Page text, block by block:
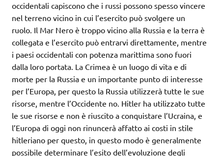
occidentali capiscono che i russi possono spesso vincere
nel terreno vicino in cui l’esercito può svolgere un
ruolo. Il Mar Nero è troppo vicino alla Russia e la terra è
collegata e l’esercito può entrarvi direttamente, mentre
i paesi occidentali con potenza marittima sono fuori
dalla loro portata. La Crimea è un luogo di vita e di
morte per la Russia e un importante punto di interesse
per l’Europa, per questo la Russia utilizzerà tutte le sue
risorse, mentre l’Occidente no. Hitler ha utilizzato tutte
le sue risorse e non è riuscito a conquistare l’Ucraina, e
l’Europa di oggi non rinuncerà affatto ai costi in stile
hitleriano per questo, in questo modo è generalmente
possibile determinare l’esito dell’evoluzione degli